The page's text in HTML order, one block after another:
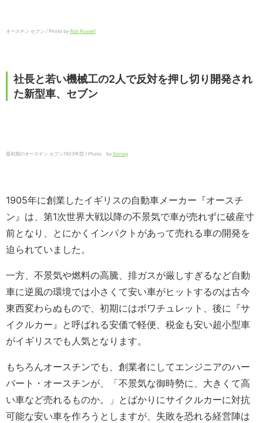
オースチン セブン / Photo by Rob Russell
社長と若い機械工の2人で反対を押し切り開発され
た新型車、セブン
最初期のオースチン セブン1923年型 / Photo by Sicnag
1905年に創業したイギリスの自動車メーカー『オースチ
ン』は、第1次世界大戦以降の不景気で車が売れずに破産寸
前となり、とにかくインパクトがあって売れる車の開発を
迫られていました。
一方、不景気や燃料の高騰、排ガスが厳しすぎるなど自動
車に逆風の環境では小さくて安い車がヒットするのは古今
東西変わらぬもので、初期にはボワチュレット、後に『サ
イクルカー』と呼ばれる安価で軽便、税金も安い超小型車
がイギリスでも人気となります。
もちろんオースチンでも、創業者にしてエンジニアのハー
バート・オースチンが、「不景気な御時勢に、大きくて高
い車など売れるものか。」とばかりにサイクルカーに対抗
可能な安い車を作ろうとしますが、失敗を恐れる経営陣は